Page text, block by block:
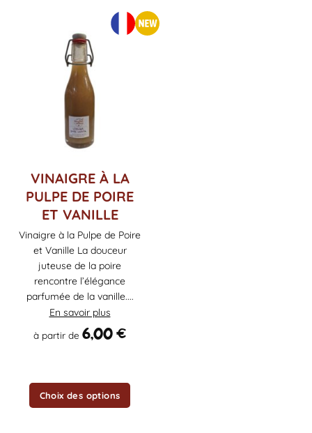
VINAIGRE À LA
PULPE DE POIRE
ET VANILLE
Vinaigre à la Pulpe de Poire
et Vanille La douceur
juteuse de la poire
rencontre l’élégance
parfumée de la vanille....
En savoir plus
à partir de 6,00€
Choix des options
plusieurs
variations.
options
peuvent
choisies